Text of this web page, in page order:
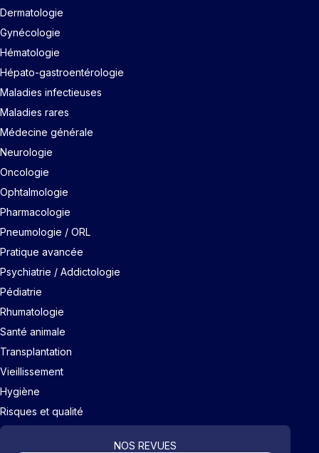
Dermatologie
Gynécologie
Hématologie
Hépato-gastroentérologie
Maladies infectieuses
Maladies rares
Médecine générale
Neurologie
Oncologie
Ophtalmologie
Pharmacologie
Pneumologie / ORL
Pratique avancée
Psychiatrie / Addictologie
Pédiatrie
Rhumatologie
Santé animale
Transplantation
Vieillissement
Hygiène
Risques et qualité
NOS REVUES